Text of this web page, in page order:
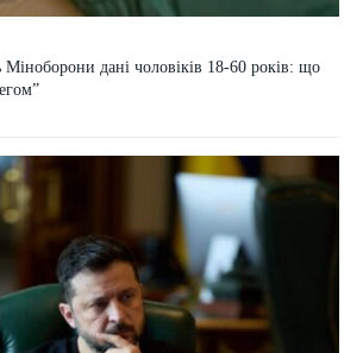
Міноборони дані чоловіків 18-60 років: що